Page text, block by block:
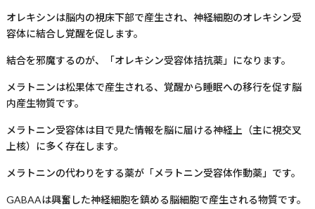
オレキシンは脳内の視床下部で産生され、神経細胞のオレキシン受
容体に結合し覚醒を促します。
結合を邪魔するのが、「オレキシン受容体拮抗薬」になります。
メラトニンは松果体で産生される、覚醒から睡眠への移行を促す脳
内産生物質です。
メラトニン受容体は目で見た情報を脳に届ける神経上（主に視交叉
上核）に多く存在します。
メラトニンの代わりをする薬が「メラトニン受容体作動薬」です。
GABAAは興奮した神経細胞を鎮める脳細胞で産生される物質です。